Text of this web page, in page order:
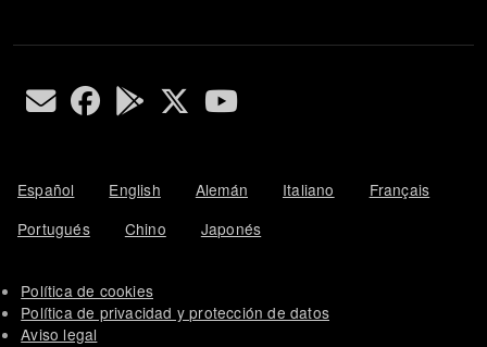
Español English Alemán Italiano
Français
Portugués
Chino Japonés
Política de cookies
Política de privacidad y protección de datos
Aviso legal